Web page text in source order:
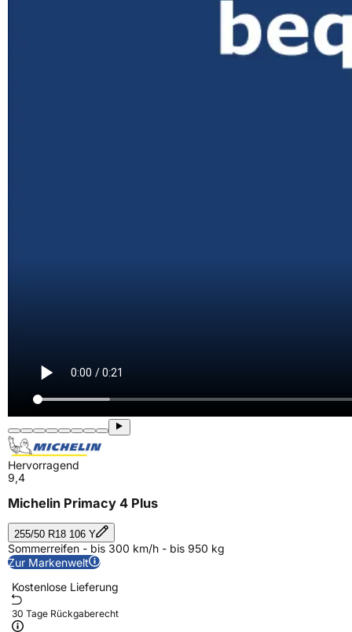
Hervorragend
9,4
Michelin Primacy 4 Plus
255/50 R18 106 Y
Sommerreifen - bis 300 km/h - bis 950 kg
Zur Markenwelt
Kostenlose Lieferung
30 Tage Rückgaberecht